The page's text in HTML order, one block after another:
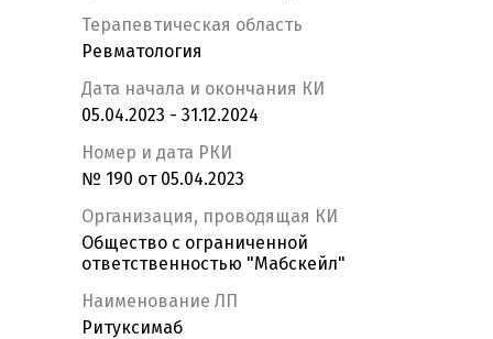
Терапевтическая область
Ревматология
Дата начала и окончания КИ
05.04.2023 - 31.12.2024
Номер и дата РКИ
№ 190 от 05.04.2023
Организация, проводящая КИ
Общество с ограниченной
ответственностью "Мабскейл"
Наименование ЛП
Ритуксимаб